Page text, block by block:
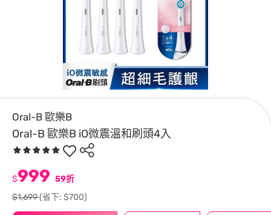
Oral-B 歐樂B
Oral-B 歐樂B iO微震溫和刷頭4入
$999 59折
$1,699(省下: $700)